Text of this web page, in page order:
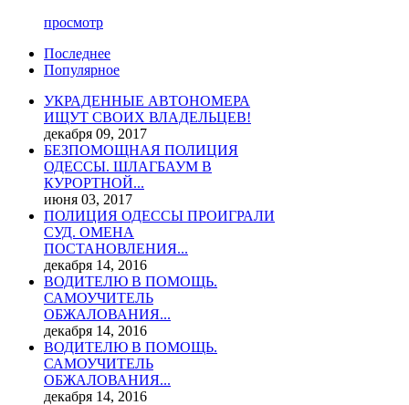
просмотр
Последнее
Популярное
УКРАДЕННЫЕ АВТОНОМЕРА
ИЩУТ СВОИХ ВЛАДЕЛЬЦЕВ!
декабря 09, 2017
БЕЗПОМОЩНАЯ ПОЛИЦИЯ
ОДЕССЫ. ШЛАГБАУМ В
КУРОРТНОЙ...
июня 03, 2017
ПОЛИЦИЯ ОДЕССЫ ПРОИГРАЛИ
СУД. ОМЕНА
ПОСТАНОВЛЕНИЯ...
декабря 14, 2016
ВОДИТЕЛЮ В ПОМОЩЬ.
САМОУЧИТЕЛЬ
ОБЖАЛОВАНИЯ...
декабря 14, 2016
ВОДИТЕЛЮ В ПОМОЩЬ.
САМОУЧИТЕЛЬ
ОБЖАЛОВАНИЯ...
декабря 14, 2016